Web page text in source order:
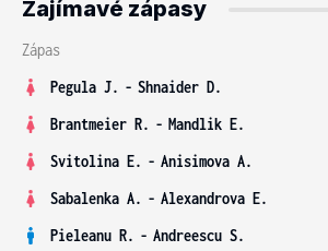
Zajímavé zápasy
Zápas
Pegula J. - Shnaider D.
Brantmeier R. - Mandlik E.
Svitolina E. - Anisimova A.
Sabalenka A. - Alexandrova E.
Pieleanu R. - Andreescu S.